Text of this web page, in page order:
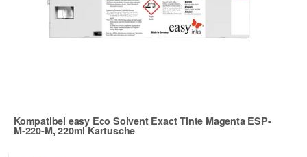
Kompatibel easy Eco Solvent Exact Tinte Magenta ESP-
M-220-M, 220ml Kartusche
Zur Artikelbewertung